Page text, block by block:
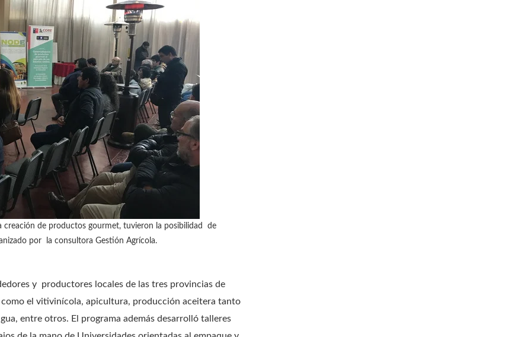
creación de productos gourmet, tuvieron la posibilidad de
por la consultora Gestión Agrícola.
y productores locales de las tres provincias de
el vitivinícola, apicultura, producción aceitera tanto
entre otros. El programa además desarrolló talleres